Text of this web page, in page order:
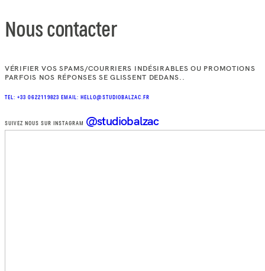
Nous contacter
VÉRIFIER VOS SPAMS/COURRIERS INDÉSIRABLES OU PROMOTIONS
PARFOIS NOS RÉPONSES SE GLISSENT DEDANS..
TEL: +33 0622119823 EMAIL: HELLO@STUDIOBALZAC.FR
SUIVEZ NOUS SUR INSTAGRAM @studiobalzac